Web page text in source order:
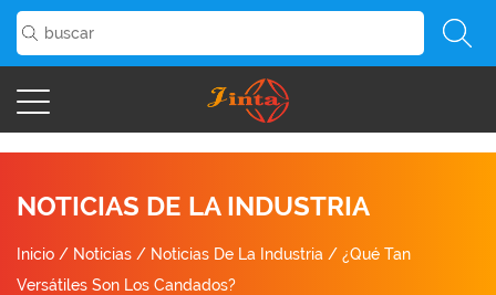
NOTICIAS DE LA INDUSTRIA
Inicio / Noticias / Noticias De La Industria / ¿Qué Tan
Versátiles Son Los Candados?